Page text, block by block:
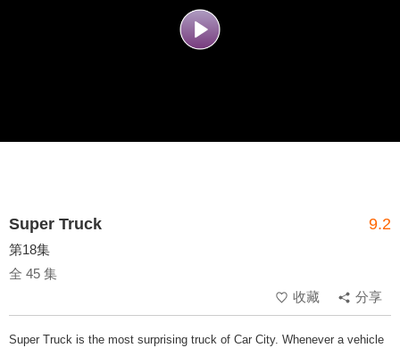
Super Truck 9.2
第18集
全 45 集
收藏
分享
Super Truck is the most surprising truck of Car City. Whenever a vehicle